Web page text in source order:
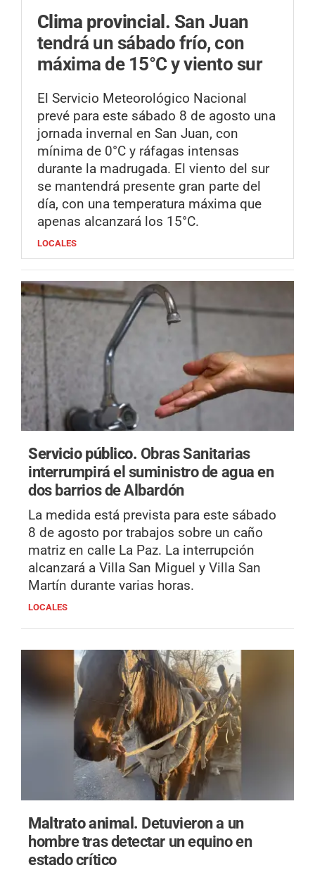
Clima provincial. San Juan
tendrá un sábado frío, con
máxima de 15°C y viento sur
El Servicio Meteorológico Nacional
prevé para este sábado 8 de agosto una
jornada invernal en San Juan, con
mínima de 0°C y ráfagas intensas
durante la madrugada. El viento del sur
se mantendrá presente gran parte del
día, con una temperatura máxima que
apenas alcanzará los 15°C.
LOCALES
Servicio público. Obras Sanitarias
interrumpirá el suministro de agua en
dos barrios de Albardón
La medida está prevista para este sábado
8 de agosto por trabajos sobre un caño
matriz en calle La Paz. La interrupción
alcanzará a Villa San Miguel y Villa San
Martín durante varias horas.
LOCALES
Maltrato animal. Detuvieron a un
hombre tras detectar un equino en
estado crítico